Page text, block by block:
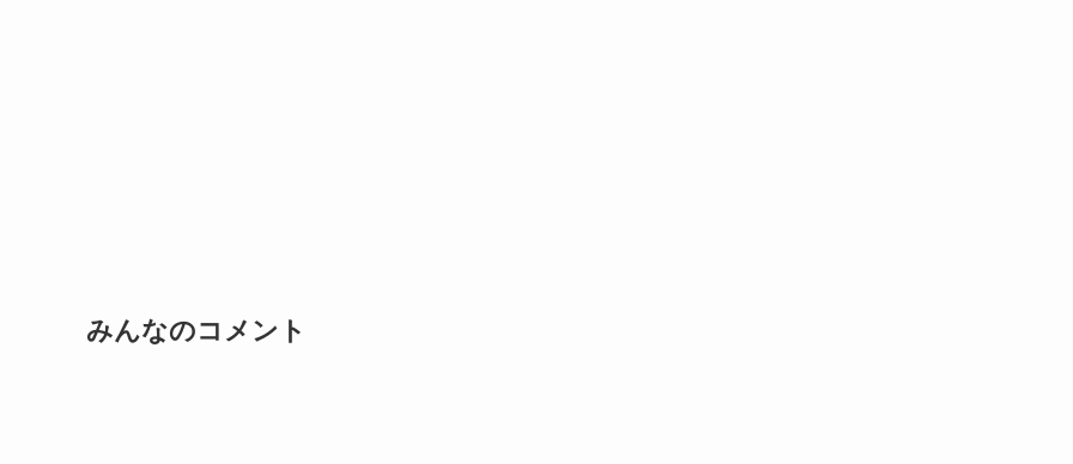
みんなのコメント